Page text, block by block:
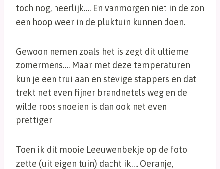
toch nog, heerlijk…. En vanmorgen niet in de zon
een hoop weer in de pluktuin kunnen doen.
Gewoon nemen zoals het is zegt dit ultieme
zomermens…. Maar met deze temperaturen
kun je een trui aan en stevige stappers en dat
trekt net even fijner brandnetels weg en de
wilde roos snoeien is dan ook net even
prettiger
Toen ik dit mooie Leeuwenbekje op de foto
zette (uit eigen tuin) dacht ik…. Oeranje,